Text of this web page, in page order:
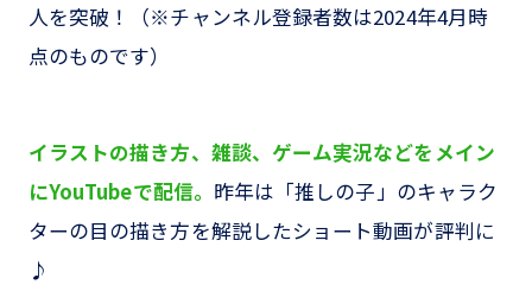
人を突破！（※チャンネル登録者数は2024年4月時
点のものです）
イラストの描き方、雑談、ゲーム実況などをメイン
にYouTubeで配信。 昨年は「推しの子」のキャラク
ターの目の描き方を解説したショート動画が評判に
♪